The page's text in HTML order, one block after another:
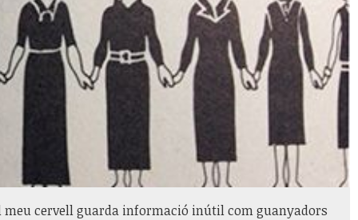
meu cervell guarda informació inútil com guanyadors